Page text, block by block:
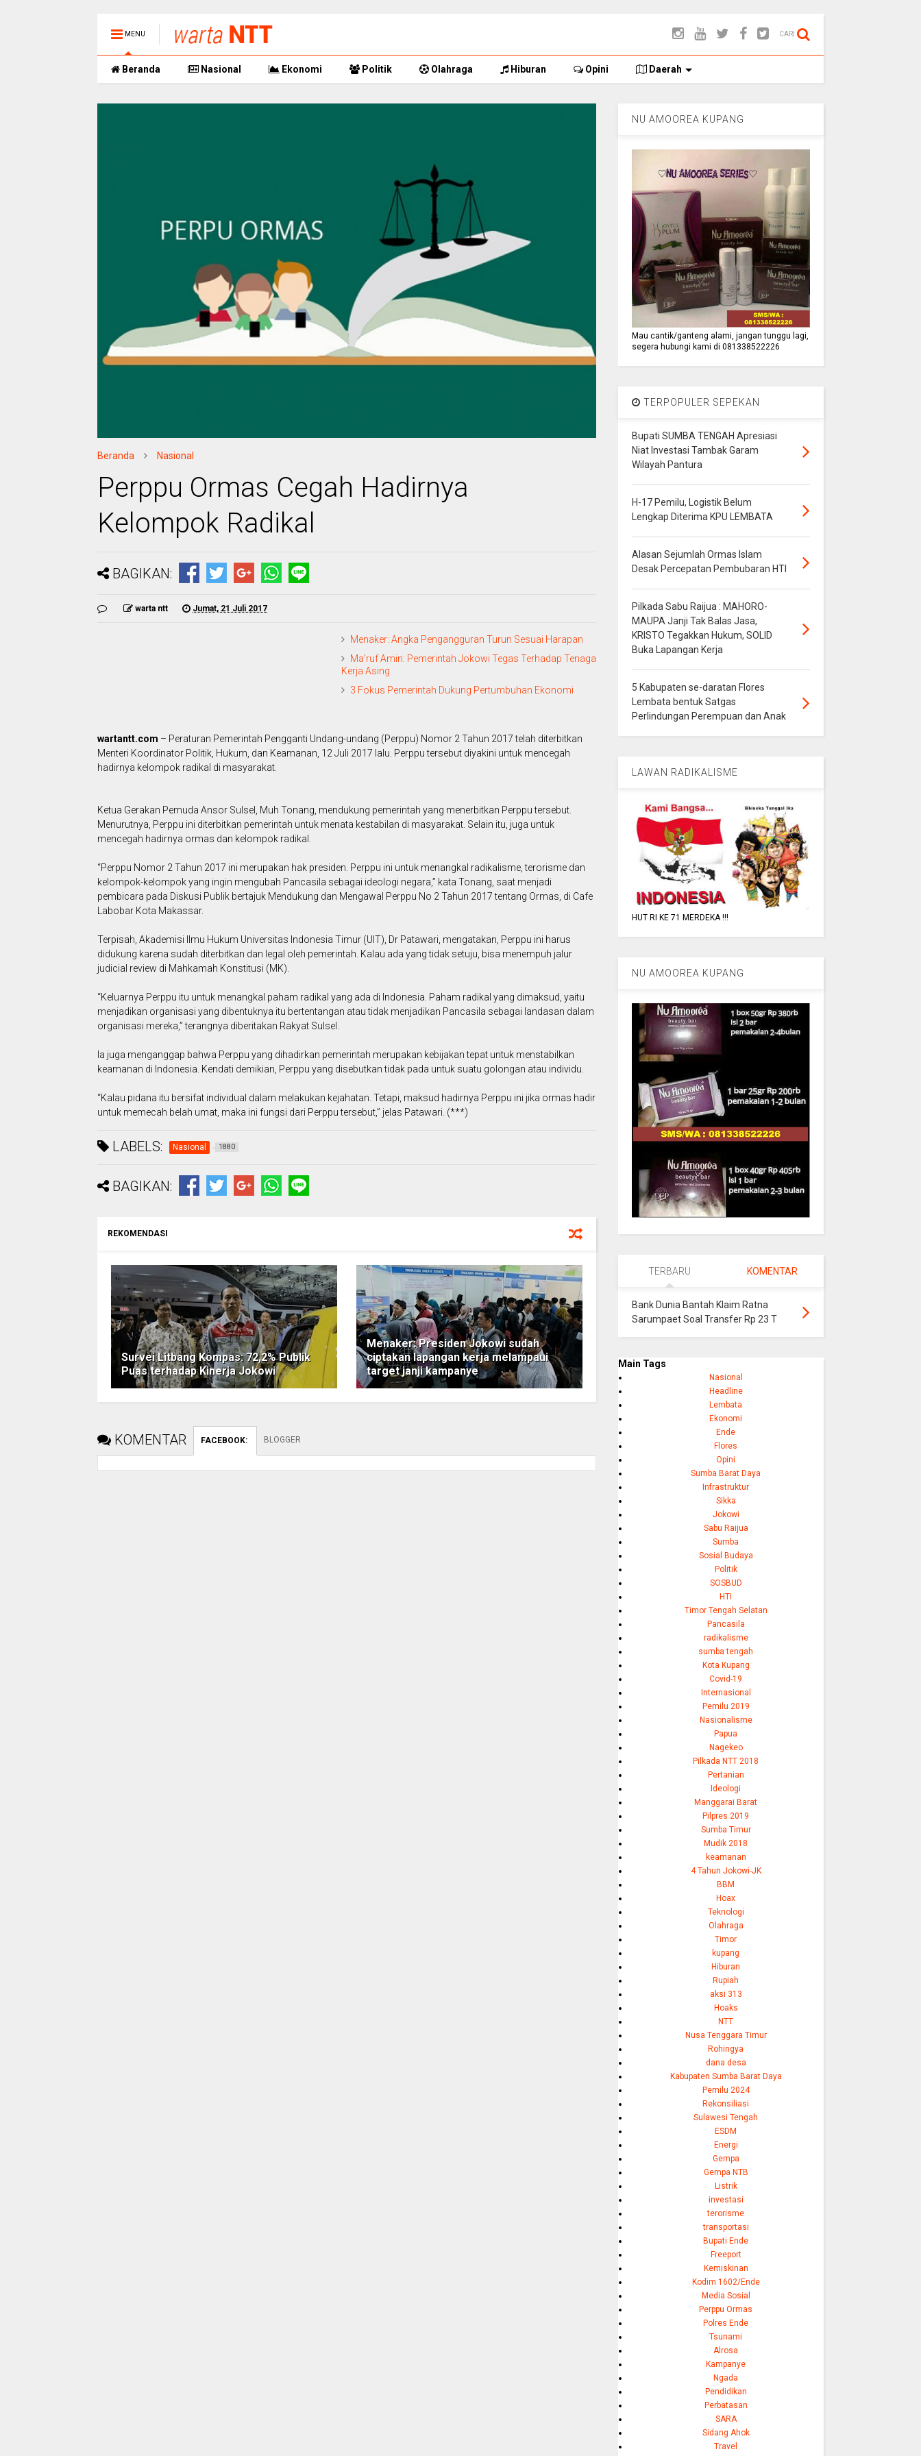
MENU CARI
Beranda Nasional Ekonomi Politik Olahraga Hiburan Opini Daerah
Beranda Nasional
Perppu Ormas Cegah Hadirnya
Kelompok Radikal
BAGIKAN:
warta ntt Jumat, 21 Juli 2017
Menaker: Angka Pengangguran Turun Sesuai Harapan
Ma'ruf Amin: Pemerintah Jokowi Tegas Terhadap Tenaga
Kerja Asing
3 Fokus Pemerintah Dukung Pertumbuhan Ekonomi
wartantt.com – Peraturan Pemerintah Pengganti Undang-undang (Perppu) Nomor 2 Tahun 2017 telah diterbitkan
Menteri Koordinator Politik, Hukum, dan Keamanan, 12 Juli 2017 lalu. Perppu tersebut diyakini untuk mencegah
hadirnya kelompok radikal di masyarakat.
Ketua Gerakan Pemuda Ansor Sulsel, Muh Tonang, mendukung pemerintah yang menerbitkan Perppu tersebut.
Menurutnya, Perppu ini diterbitkan pemerintah untuk menata kestabilan di masyarakat. Selain itu, juga untuk
mencegah hadirnya ormas dan kelompok radikal.
“Perppu Nomor 2 Tahun 2017 ini merupakan hak presiden. Perppu ini untuk menangkal radikalisme, terorisme dan
kelompok-kelompok yang ingin mengubah Pancasila sebagai ideologi negara,” kata Tonang, saat menjadi
pembicara pada Diskusi Publik bertajuk Mendukung dan Mengawal Perppu No 2 Tahun 2017 tentang Ormas, di Cafe
Labobar Kota Makassar.
Terpisah, Akademisi Ilmu Hukum Universitas Indonesia Timur (UIT), Dr Patawari, mengatakan, Perppu ini harus
didukung karena sudah diterbitkan dan legal oleh pemerintah. Kalau ada yang tidak setuju, bisa menempuh jalur
judicial review di Mahkamah Konstitusi (MK).
“Keluarnya Perppu itu untuk menangkal paham radikal yang ada di Indonesia. Paham radikal yang dimaksud, yaitu
menjadikan organisasi yang dibentuknya itu bertentangan atau tidak menjadikan Pancasila sebagai landasan dalam
organisasi mereka,” terangnya diberitakan Rakyat Sulsel.
Ia juga menganggap bahwa Perppu yang dihadirkan pemerintah merupakan kebijakan tepat untuk menstabilkan
keamanan di Indonesia. Kendati demikian, Perppu yang disebutkan tidak pada untuk suatu golongan atau individu.
“Kalau pidana itu bersifat individual dalam melakukan kejahatan. Tetapi, maksud hadirnya Perppu ini jika ormas hadir
untuk memecah belah umat, maka ini fungsi dari Perppu tersebut,” jelas Patawari. (***)
LABELS: Nasional 1880
BAGIKAN:
REKOMENDASI
Survei Litbang Kompas: 72,2% Publik
Puas terhadap Kinerja Jokowi
Menaker: Presiden Jokowi sudah
ciptakan lapangan kerja melampaui
target janji kampanye
KOMENTAR FACEBOOK: BLOGGER
NU AMOOREA KUPANG
Mau cantik/ganteng alami, jangan tunggu lagi,
segera hubungi kami di 081338522226
TERPOPULER SEPEKAN
Bupati SUMBA TENGAH Apresiasi
Niat Investasi Tambak Garam
Wilayah Pantura
H-17 Pemilu, Logistik Belum
Lengkap Diterima KPU LEMBATA
Alasan Sejumlah Ormas Islam
Desak Percepatan Pembubaran HTI
Pilkada Sabu Raijua : MAHORO-
MAUPA Janji Tak Balas Jasa,
KRISTO Tegakkan Hukum, SOLID
Buka Lapangan Kerja
5 Kabupaten se-daratan Flores
Lembata bentuk Satgas
Perlindungan Perempuan dan Anak
LAWAN RADIKALISME
HUT RI KE 71 MERDEKA !!!
NU AMOOREA KUPANG
TERBARU KOMENTAR
Bank Dunia Bantah Klaim Ratna
Sarumpaet Soal Transfer Rp 23 T
Main Tags
Nasional
Headline
Lembata
Ekonomi
Ende
Flores
Opini
Sumba Barat Daya
Infrastruktur
Sikka
Jokowi
Sabu Raijua
Sumba
Sosial Budaya
Politik
SOSBUD
HTI
Timor Tengah Selatan
Pancasila
radikalisme
sumba tengah
Kota Kupang
Covid-19
Internasional
Pemilu 2019
Nasionalisme
Papua
Nagekeo
Pilkada NTT 2018
Pertanian
Ideologi
Manggarai Barat
Pilpres 2019
Sumba Timur
Mudik 2018
keamanan
4 Tahun Jokowi-JK
BBM
Hoax
Teknologi
Olahraga
Timor
kupang
Hiburan
Rupiah
aksi 313
Hoaks
NTT
Nusa Tenggara Timur
Rohingya
dana desa
Kabupaten Sumba Barat Daya
Pemilu 2024
Rekonsiliasi
Sulawesi Tengah
ESDM
Energi
Gempa
Gempa NTB
Listrik
investasi
terorisme
transportasi
Bupati Ende
Freeport
Kemiskinan
Kodim 1602/Ende
Media Sosial
Perppu Ormas
Polres Ende
Tsunami
Alrosa
Kampanye
Ngada
Pendidikan
Perbatasan
SARA
Sidang Ahok
Travel